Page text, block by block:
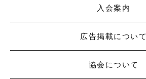
入会案内
広告掲載について
協会について